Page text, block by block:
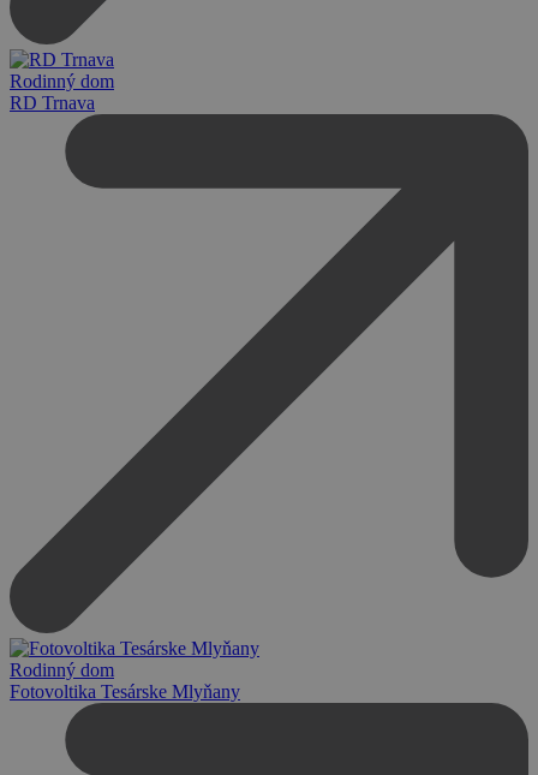
Rodinný dom
RD Trnava
Rodinný dom
Fotovoltika Tesárske Mlyňany